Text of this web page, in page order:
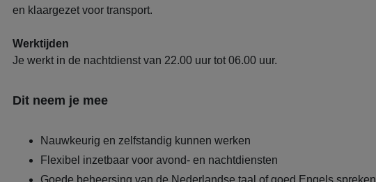
en klaargezet voor transport.
Werktijden
Je werkt in de nachtdienst van 22.00 uur tot 06.00 uur.
Dit neem je mee
Nauwkeurig en zelfstandig kunnen werken
Flexibel inzetbaar voor avond- en nachtdiensten
Goede beheersing van de Nederlandse taal of goed Engels spreken